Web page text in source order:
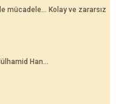
mücadele... Kolay ve zararsız
Han...